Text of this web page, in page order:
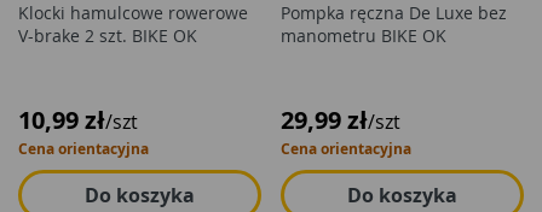
Klocki hamulcowe rowerowe
V-brake 2 szt. BIKE OK
10,99 zł/szt
Cena orientacyjna
Do koszyka
Pompka ręczna De Luxe bez
manometru BIKE OK
29,99 zł/szt
Cena orientacyjna
Do koszyka